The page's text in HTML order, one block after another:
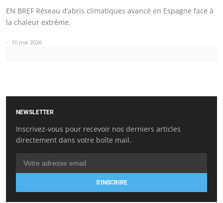
EN BREF Réseau d’abris climatiques avancé en Espagne face à
la chaleur extrême.
10 mai 2026
NEWSLETTER
Inscrivez-vous pour recevoir nos derniers articles
directement dans votre boîte mail.
S'INSCRIRE